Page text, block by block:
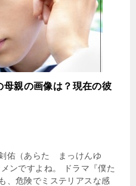
母親の画像は？現在の彼
佑（あらた まっけんゆ
ンですよね。 ドラマ『僕た
、危険でミステリアスな感